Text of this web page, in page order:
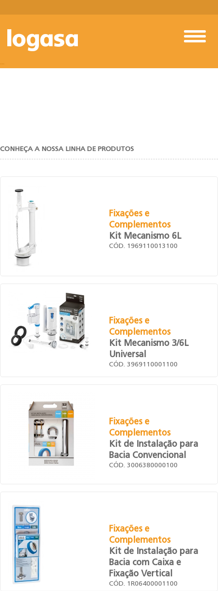
CONHEÇA A NOSSA LINHA DE PRODUTOS
Fixações e
Complementos
Kit Mecanismo 6L
CÓD. 1969110013100
Fixações e
Complementos
Kit Mecanismo 3/6L
Universal
CÓD. 3969110001100
Fixações e
Complementos
Kit de Instalação para
Bacia Convencional
CÓD. 3006380000100
Fixações e
Complementos
Kit de Instalação para
Bacia com Caixa e
Fixação Vertical
CÓD. 1R06400001100